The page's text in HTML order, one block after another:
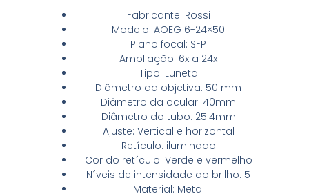
Fabricante: Rossi
Modelo: AOEG 6-24×50
Plano focal: SFP
Ampliação: 6x a 24x
Tipo: Luneta
Diâmetro da objetiva: 50 mm
Diâmetro da ocular: 40mm
Diâmetro do tubo: 25.4mm
Ajuste: Vertical e horizontal
Retículo: iluminado
Cor do retículo: Verde e vermelho
Níveis de intensidade do brilho: 5
Material: Metal